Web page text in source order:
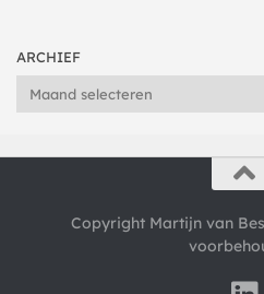
ARCHIEF
Archief
Copyright Martijn van